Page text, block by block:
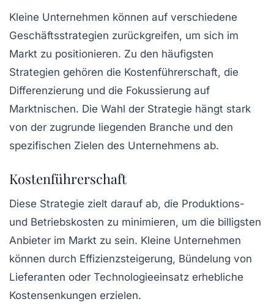
Kleine Unternehmen können auf verschiedene
Geschäftsstrategien zurückgreifen, um sich im
Markt zu positionieren. Zu den häufigsten
Strategien gehören die Kostenführerschaft, die
Differenzierung und die Fokussierung auf
Marktnischen. Die Wahl der Strategie hängt stark
von der zugrunde liegenden Branche und den
spezifischen Zielen des Unternehmens ab.
Kostenführerschaft
Diese Strategie zielt darauf ab, die Produktions-
und Betriebskosten zu minimieren, um die billigsten
Anbieter im Markt zu sein. Kleine Unternehmen
können durch Effizienzsteigerung, Bündelung von
Lieferanten oder Technologieeinsatz erhebliche
Kostensenkungen erzielen.